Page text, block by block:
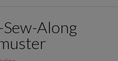
Sew-Along